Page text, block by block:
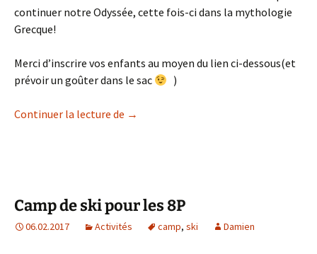
continuer notre Odyssée, cette fois-ci dans la mythologie
Grecque!
Merci d’inscrire vos enfants au moyen du lien ci-dessous(et
prévoir un goûter dans le sac
)
Continuer la lecture de L’Heure du Conte à Collonge Lundi 27
→
Camp de ski pour les 8P
06.02.2017 Activités camp, ski Damien